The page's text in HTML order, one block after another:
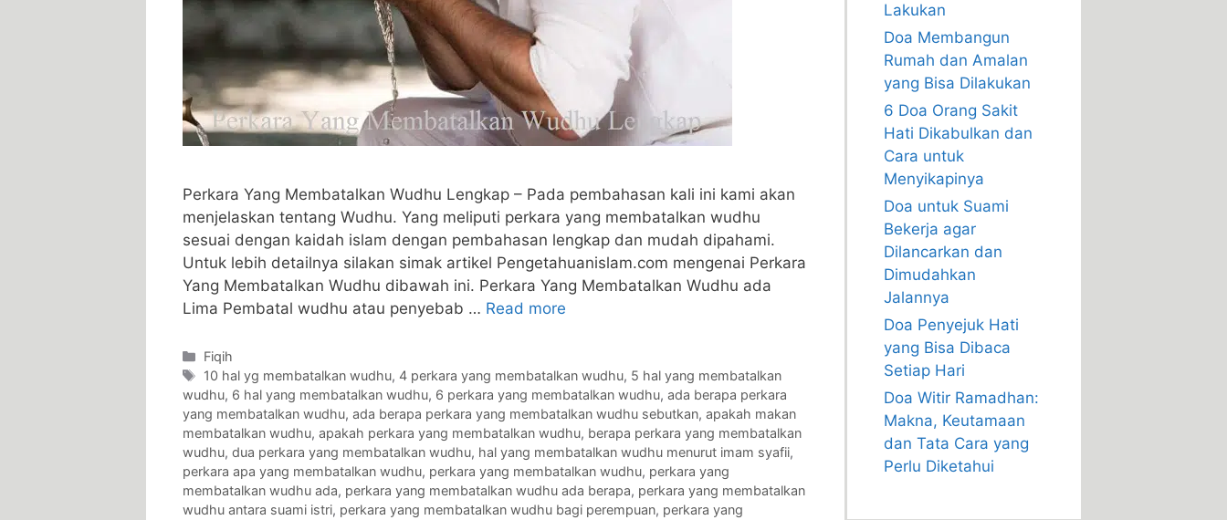
Perkara Yang Membatalkan Wudhu Lengkap – Pada pembahasan kali ini kami akan
menjelaskan tentang Wudhu. Yang meliputi perkara yang membatalkan wudhu
sesuai dengan kaidah islam dengan pembahasan lengkap dan mudah dipahami.
Untuk lebih detailnya silakan simak artikel Pengetahuanislam.com mengenai Perkara
Yang Membatalkan Wudhu dibawah ini. Perkara Yang Membatalkan Wudhu ada
Lima Pembatal wudhu atau penyebab … Read more
Categories
Fiqih
Tags
10 hal yg membatalkan wudhu,4 perkara yang membatalkan wudhu, 5 hal yang membatalkan
wudhu, 6 hal yang membatalkan wudhu, 6 perkara yang membatalkan wudhu, ada berapa perkara
yang membatalkan wudhu, ada berapa perkara yang membatalkan wudhu sebutkan, apakah makan
membatalkan wudhu, apakah perkara yang membatalkan wudhu, berapa perkara yang membatalkan
wudhu, dua perkara yang membatalkan wudhu, hal yang membatalkan wudhu menurut imam syafii,
perkara apa yang membatalkan wudhu, perkara yang membatalkan wudhu, perkara yang
membatalkan wudhu ada, perkara yang membatalkan wudhu ada berapa, perkara yang membatalkan
wudhu antara suami istri, perkara yang membatalkan wudhu bagi perempuan, perkara yang
Lakukan
Doa Membangun
Rumah dan Amalan
yang Bisa Dilakukan
6 Doa Orang Sakit
Hati Dikabulkan dan
Cara untuk
Menyikapinya
Doa untuk Suami
Bekerja agar
Dilancarkan dan
Dimudahkan
Jalannya
Doa Penyejuk Hati
yang Bisa Dibaca
Setiap Hari
Doa Witir Ramadhan:
Makna, Keutamaan
dan Tata Cara yang
Perlu Diketahui